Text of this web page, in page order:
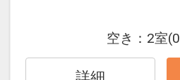
『池泉牡丹』は息を吞
す。冬に行われるイル
ても好評です。季節を
ていただけます。
●玉作湯神社・・・車
触って祈れば願いが叶
い石』があります。触
おすすめ観光スポット
穏やかな宍道湖を眺め
り、広々とした大きな
空き： 2室